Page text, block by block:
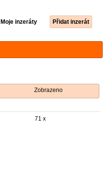
Moje inzeráty Přidat inzerát
Zobrazeno
71 x